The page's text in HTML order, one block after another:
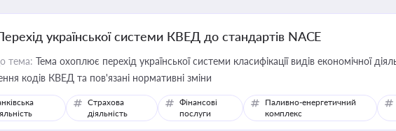
української системи КВЕД до стандартів NACE
тема: Тема охоплює перехід української системи класифікації видів економічної
кодів КВЕД та пов'язані нормативні зміни
Страхова
діяльність
Фінансові
послуги
Паливно-енергетичний
комплекс